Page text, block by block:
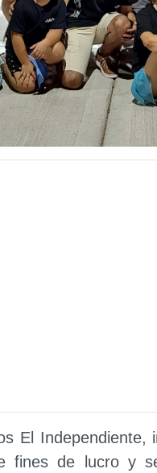
El
fines de lucro y